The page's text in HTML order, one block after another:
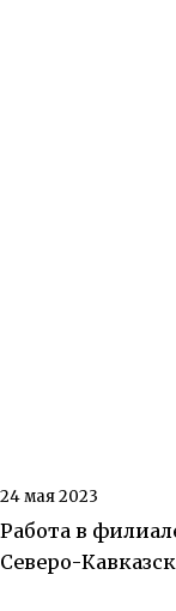
24 мая 2023
Работа в
Северо-